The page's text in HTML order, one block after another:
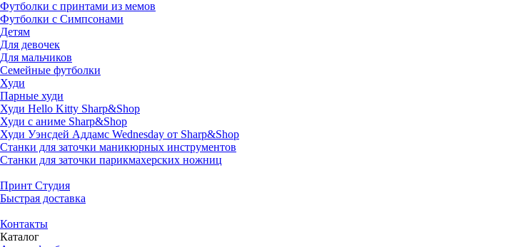
Футболки с принтами из мемов
Футболки с Симпсонами
Детям
Для девочек
Для мальчиков
Семейные футболки
Худи
Парные худи
Худи Hello Kitty Sharp&Shop
Худи с аниме Sharp&Shop
Худи Уэнсдей Аддамс Wednesday от Sharp&Shop
Станки для заточки маникюрных инструментов
Станки для заточки парикмахерских ножниц
Принт Студия
Быстрая доставка
Контакты
Каталог